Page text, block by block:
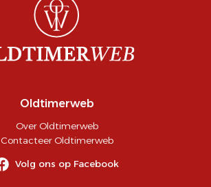
Oldtimerweb
Over Oldtimerweb
Contacteer Oldtimerweb
Volg ons op Facebook